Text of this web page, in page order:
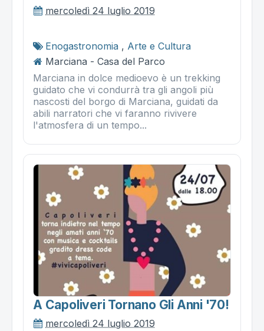
mercoledì 24 luglio 2019
Enogastronomia , Arte e Cultura
Marciana - Casa del Parco
Marciana in dolce medioevo è un trekking
guidato che vi condurrà tra gli angoli più
nascosti del borgo di Marciana, guidati da
abili narratori che vi faranno rivivere
l'atmosfera di un tempo...
A Capoliveri Tornano Gli Anni '70!
mercoledì 24 luglio 2019